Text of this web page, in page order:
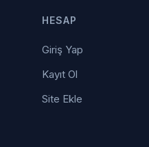
HESAP
Giriş Yap
Kayıt Ol
Site Ekle